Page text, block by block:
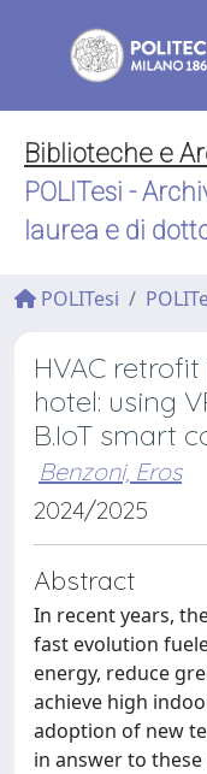
Biblioteche e
POLITesi -
laurea e di
POLITesi
HVAC
hotel: using
B.IoT smart
Benzoni, Eros
2024/2025
Abstract
In recent years,
fast evolution
energy, reduce
achieve high
adoption of new
in answer to